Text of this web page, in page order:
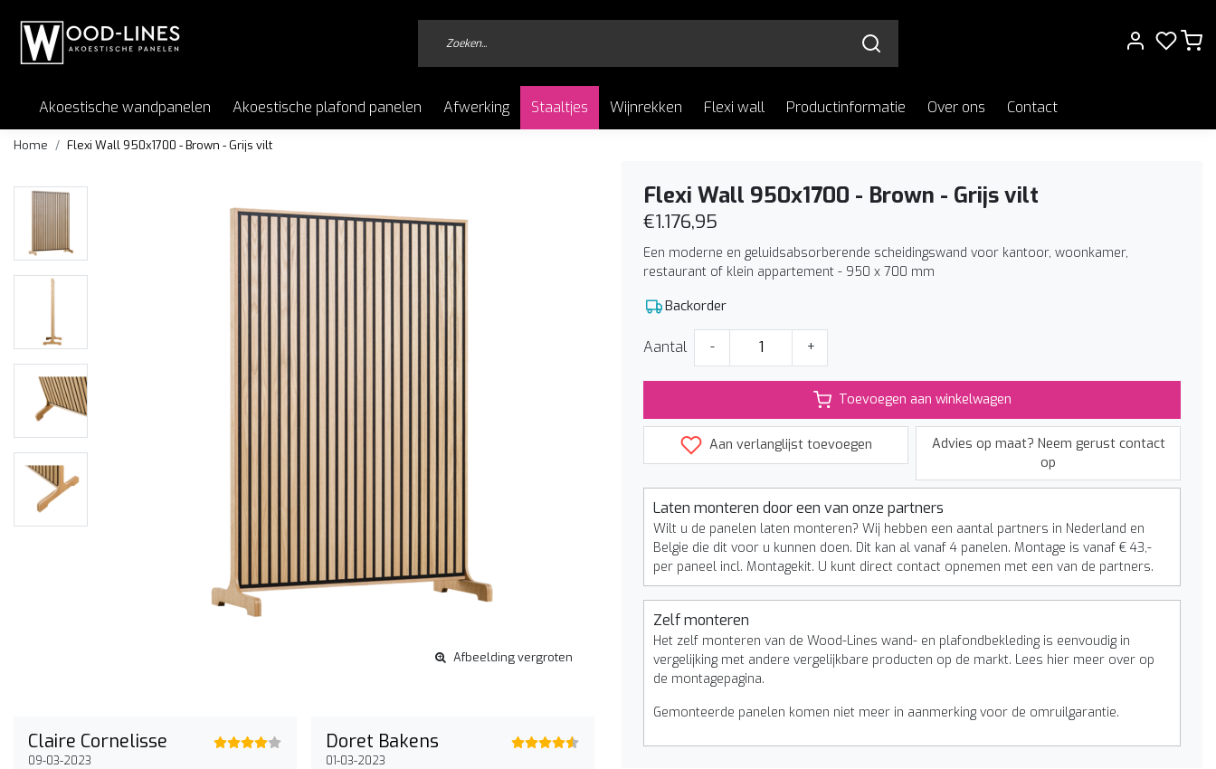
Akoestische wandpanelen Akoestische plafond panelen Afwerking Staaltjes Wijnrekken Flexi wall Productinformatie Over ons Contact
Home Flexi Wall 950x1700 - Brown - Grijs vilt
Afbeelding vergroten
Claire Cornelisse
09-03-2023
Doret Bakens
01-03-2023
Flexi Wall 950x1700 - Brown - Grijs vilt
€1.176,95
Een moderne en geluidsabsorberende scheidingswand voor kantoor, woonkamer,
restaurant of klein appartement - 950 x 700 mm
Backorder
Aantal - +
Toevoegen aan winkelwagen
Aan verlanglijst toevoegen
Advies op maat? Neem gerust contact
op
Laten monteren door een van onze partners
Wilt u de panelen laten monteren? Wij hebben een aantal partners in Nederland en
Belgie die dit voor u kunnen doen. Dit kan al vanaf 4 panelen. Montage is vanaf € 43,-
per paneel incl. Montagekit. U kunt direct contact opnemen met een van de partners.
Zelf monteren
Het zelf monteren van de Wood-Lines wand- en plafondbekleding is eenvoudig in
vergelijking met andere vergelijkbare producten op de markt. Lees hier meer over op
de montagepagina.
Gemonteerde panelen komen niet meer in aanmerking voor de omruilgarantie.